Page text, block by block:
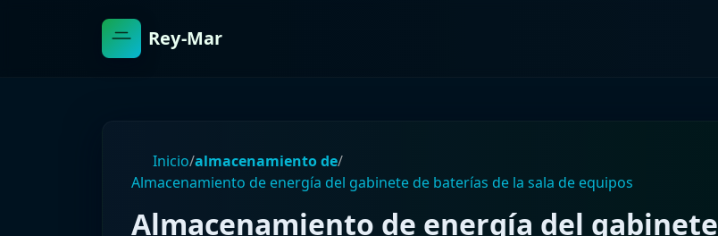
Rey-Mar
Inicio/almacenamiento de/
Almacenamiento de energía del gabinete de baterías de la sala de equipos
Almacenamiento de energía del gabinete